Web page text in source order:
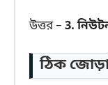
উত্তর – 3.
ঠিক